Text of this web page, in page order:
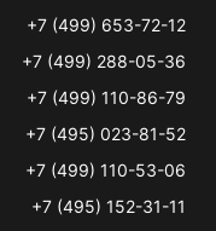
+7 (499) 653-72-12
+7 (499) 288-05-36
+7 (499) 110-86-79
+7 (495) 023-81-52
+7 (499) 110-53-06
+7 (495) 152-31-11